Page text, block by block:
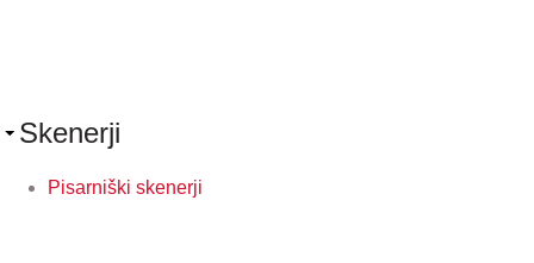
Skenerji
Pisarniški skenerji